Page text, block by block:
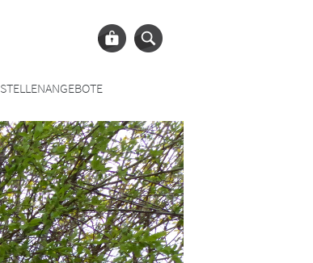
STELLENANGEBOTE